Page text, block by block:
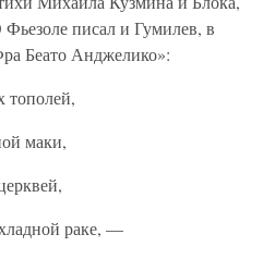
писал и Гумилев, в
Беато Анджелико»:
тополей,
маки,
раке, —